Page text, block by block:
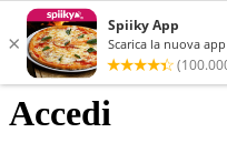
Accedi